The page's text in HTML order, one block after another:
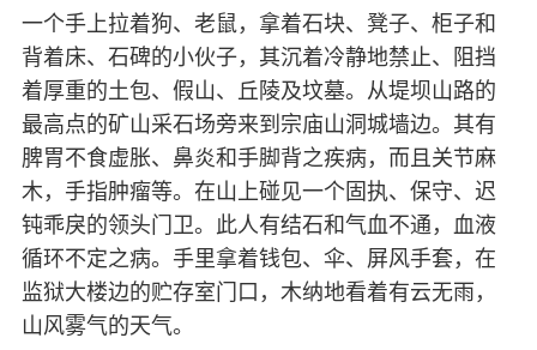
一个手上拉着狗、老鼠，拿着石块、凳子、柜子和
背着床、石碑的小伙子，其沉着冷静地禁止、阻挡
着厚重的土包、假山、丘陵及坟墓。从堤坝山路的
最高点的矿山采石场旁来到宗庙山洞城墙边。其有
脾胃不食虚胀、鼻炎和手脚背之疾病，而且关节麻
木，手指肿瘤等。在山上碰见一个固执、保守、迟
钝乖戾的领头门卫。此人有结石和气血不通，血液
循环不定之病。手里拿着钱包、伞、屏风手套，在
监狱大楼边的贮存室门口，木纳地看着有云无雨，
山风雾气的天气。